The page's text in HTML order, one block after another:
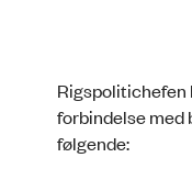
Rigspolitichefen
forbindelse med
følgende: